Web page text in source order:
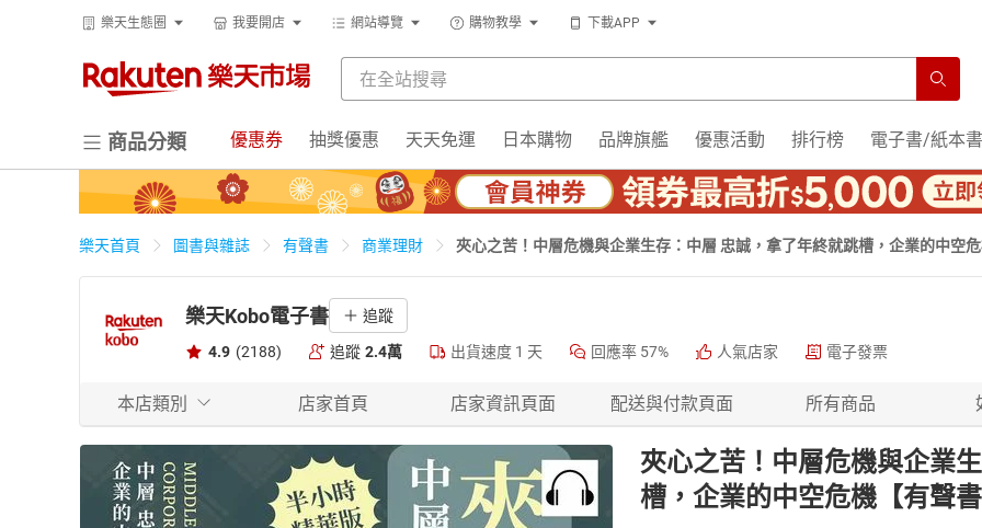
樂天生態圈 我要開店 網站導覽 購物教學 下載APP
商品分類 優惠券 抽獎優惠 天天免運 日本購物 品牌旗艦 優惠活動 排行榜 電子書/紙本書
樂天首頁 圖書與雜誌 有聲書 商業理財 夾心之苦！中層危機與企業生存：中層 忠誠，拿了年終就跳槽，企業的中空危
樂天Kobo電子書 追蹤
4.9 (2188) 追蹤 2.4萬 出貨速度 1 天 回應率 57% 人氣店家 電子發票
本店類別 店家首頁 店家資訊頁面 配送與付款頁面 所有商品
夾心之苦！中層危機與企業
槽，企業的中空危機【有聲書